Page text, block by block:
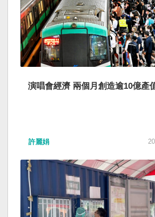
演唱會經濟 兩個月創造逾10億產
許麗娟